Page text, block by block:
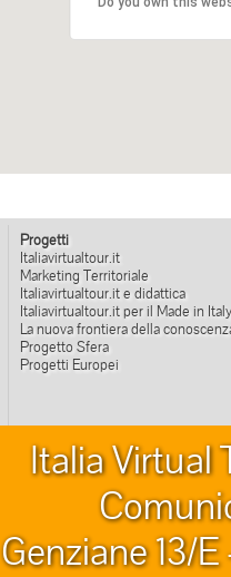
Progetti
Italiavirtualtour.it
Marketing Territoriale
Italiavirtualtour.it e didattica
Italiavirtualtour.it per il Made in Italy
La nuova frontiera della
Progetto Sfera
Progetti Europei
Italia Virtual
13/